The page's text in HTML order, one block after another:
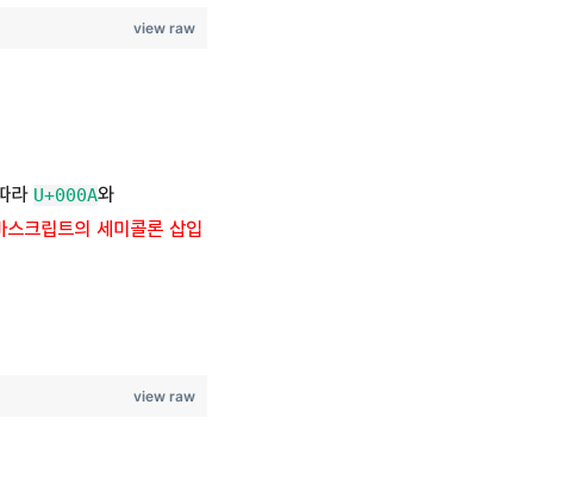
view raw
라 U+000A와
크립트의 세미콜론 삽입
view raw